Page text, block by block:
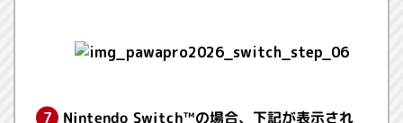
Nintendo Switch™の場合、下記が表示され